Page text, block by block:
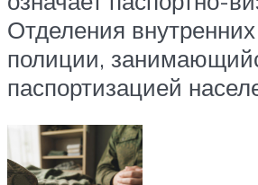
Отделения
полиции,
паспортизацией